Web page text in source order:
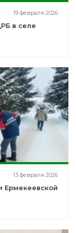
19 февраля 2026
в селе
13 февраля 2026
Ермекеевской